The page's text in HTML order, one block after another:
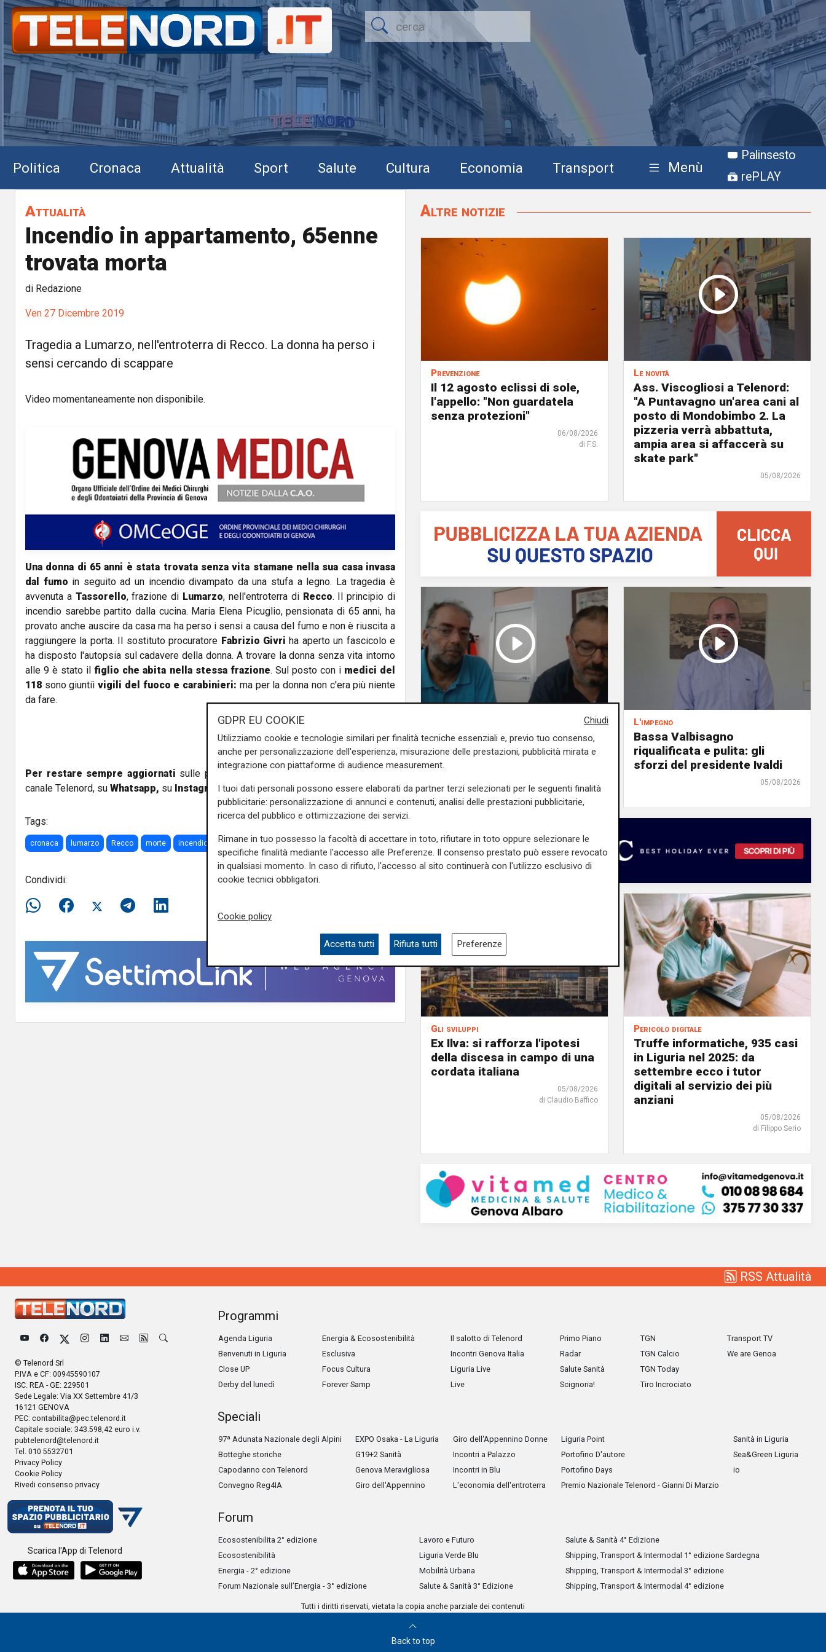
Politica Cronaca Attualità Sport Salute Cultura Economia Transport Menù
Palinsesto
rePLAY
Attualità
Incendio in appartamento, 65enne
trovata morta
di Redazione
Ven 27 Dicembre 2019
Tragedia a Lumarzo, nell'entroterra di Recco. La donna ha perso i
sensi cercando di scappare
Video momentaneamente non disponibile.
Una donna di 65 anni è stata trovata senza vita stamane nella sua casa invasa
dal fumo in seguito ad un incendio divampato da una stufa a legno. La tragedia è
avvenuta aTassorello, frazione di Lumarzo, nell'entroterra di Recco. Il principio di
incendio sarebbe partito dalla cucina. Maria Elena Picuglio, pensionata di 65 anni, ha
provato anche auscire da casa ma ha perso i sensi a causa del fumo e non è riuscita a
raggiungere la porta. Il sostituto procuratore Fabrizio Givri ha aperto un fascicolo e
ha disposto l'autopsia sul cadavere della donna. A trovare la donna senza vita intorno
alle 9 è stato il figlio che abita nella stessa frazione. Sul posto con i medici del
118 sono giuntiìvigili del fuoco e carabinieri: ma per la donna non c'era più niente
da fare.
Per restare sempre aggiornati sulle principali notizie sulla Liguria seguiteci sul
canale Telenord, su Whatsapp, su Instagram ,su Youtubee suFacebook.
Tags:
cronaca lumarzo Recco morte incendio
Condividi:
Altre notizie
Prevenzione
Il 12 agosto eclissi di sole,
l'appello: "Non guardatela
senza protezioni"
06/08/2026
di F.S.
Le novità
Ass. Viscogliosi a Telenord:
"A Puntavagno un'area cani al
posto di Mondobimbo 2. La
pizzeria verrà abbattuta,
ampia area si affaccerà su
skate park"
05/08/2026
Barricate sulle linee
extraurbane a integrazione
delle linee Amt
L'impegno
Bassa Valbisagno
riqualificata e pulita: gli
sforzi del presidente Ivaldi
05/08/2026
Gli sviluppi
Ex Ilva: si rafforza l'ipotesi
della discesa in campo di una
cordata italiana
05/08/2026
di Claudio Baffico
Pericolo digitale
Truffe informatiche, 935 casi
in Liguria nel 2025: da
settembre ecco i tutor
digitali al servizio dei più
anziani
05/08/2026
di Filippo Serio
RSS Attualità
© Telenord Srl
P.IVA e CF: 00945590107
ISC. REA - GE: 229501
Sede Legale: Via XX Settembre 41/3
16121 GENOVA
PEC: contabilita@pec.telenord.it
Capitale sociale: 343.598,42 euro i.v.
pubtelenord@telenord.it
Tel. 010 5532701
Privacy Policy
Cookie Policy
Rivedi consenso privacy
Scarica l'App di Telenord
Programmi
Agenda Liguria
Benvenuti in Liguria
Close UP
Derby del lunedì
Energia & Ecosostenibilità
Esclusiva
Focus Cultura
Forever Samp
Il salotto di Telenord
Incontri Genova Italia
Liguria Live
Live
Primo Piano
Radar
Salute Sanità
Scignoria!
TGN
TGN Calcio
TGN Today
Tiro Incrociato
Transport TV
We are Genoa
Speciali
97ª Adunata Nazionale degli Alpini
Botteghe storiche
Capodanno con Telenord
Convegno Reg4IA
EXPO Osaka - La Liguria
G19+2 Sanità
Genova Meravigliosa
Giro dell'Appennino
Giro dell'Appennino Donne
Incontri a Palazzo
Incontri in Blu
L'economia dell'entroterra
Liguria Point
Portofino D'autore
Portofino Days
Premio Nazionale Telenord - Gianni Di Marzio
Sanità in Liguria
Sea&Green Liguria
io
Forum
Ecosostenibilita 2° edizione
Ecosostenibilità
Energia - 2° edizione
Forum Nazionale sull’Energia - 3° edizione
Lavoro e Futuro
Liguria Verde Blu
Mobilità Urbana
Salute & Sanità 3° Edizione
Salute & Sanità 4° Edizione
Shipping, Transport & Intermodal 1° edizione Sardegna
Shipping, Transport & Intermodal 3° edizione
Shipping, Transport & Intermodal 4° edizione
Tutti i diritti riservati, vietata la copia anche parziale dei contenuti
Back to top
Chiudi
GDPR EU COOKIE
Utilizziamo cookie e tecnologie similari per finalità tecniche essenziali e, previo tuo consenso,
anche per personalizzazione dell'esperienza, misurazione delle prestazioni, pubblicità mirata e
integrazione con piattaforme di audience measurement.
I tuoi dati personali possono essere elaborati da partner terzi selezionati per le seguenti finalità
pubblicitarie: personalizzazione di annunci e contenuti, analisi delle prestazioni pubblicitarie,
ricerca del pubblico e ottimizzazione dei servizi.
Rimane in tuo possesso la facoltà di accettare in toto, rifiutare in toto oppure selezionare le
specifiche finalità mediante l'accesso alle Preferenze. Il consenso prestato può essere revocato
in qualsiasi momento. In caso di rifiuto, l'accesso al sito continuerà con l'utilizzo esclusivo di
cookie tecnici obbligatori.
Cookie policy
Accetta tutti Rifiuta tutti Preferenze